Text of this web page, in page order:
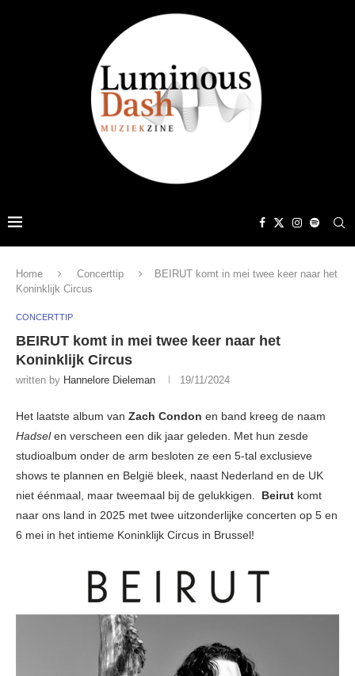
Home Concerttip
BEIRUT komt in mei twee keer naar het
Koninklijk Circus
CONCERTTIP
BEIRUT komt in mei twee keer naar het
Koninklijk Circus
written by Hannelore Dieleman 19/11/2024
Het laatste album van Zach Condon en band kreeg de naam
Hadselen verscheen een dik jaar geleden. Met hun zesde
studioalbum onder de arm besloten ze een 5-tal exclusieve
shows te plannen en België bleek, naast Nederland en de UK
niet éénmaal, maar tweemaal bij de gelukkigen. Beirut komt
naar ons land in 2025 met twee uitzonderlijke concerten op 5 en
6 mei in het intieme Koninklijk Circus in Brussel!